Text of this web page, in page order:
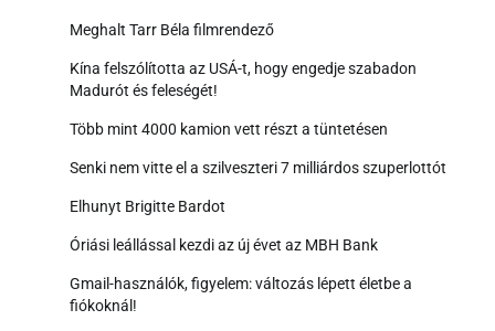
Meghalt Tarr Béla filmrendező
Kína felszólította az USÁ-t, hogy engedje szabadon
Madurót és feleségét!
Több mint 4000 kamion vett részt a tüntetésen
Senki nem vitte el a szilveszteri 7 milliárdos szuperlottót
Elhunyt Brigitte Bardot
Óriási leállással kezdi az új évet az MBH Bank
Gmail-használók, figyelem: változás lépett életbe a
fiókoknál!